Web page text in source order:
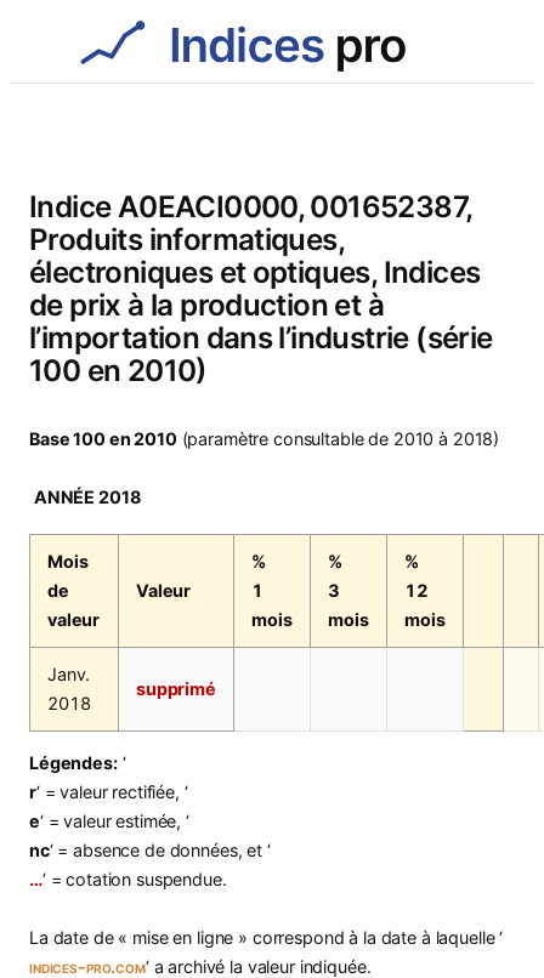
Indice A0EACI0000, 001652387,
Produits informatiques,
électroniques et optiques, Indices
de prix à la production et à
l’importation dans l’industrie (série
100 en 2010)
Base 100 en 2010 (paramètre consultable de 2010 à 2018)
ANNÉE 2018
Mois
de
valeur
Valeur
%
1
mois
%
3
mois
%
12
mois
Janv.
2018
supprimé
Légendes:‘
r‘ = valeur rectifiée, ‘
e‘ = valeur estimée, ‘
nc‘ = absence de données, et ‘
…‘ = cotation suspendue.
La date de « mise en ligne » correspond à la date à laquelle ‘
indices-pro.com‘ a archivé la valeur indiquée.